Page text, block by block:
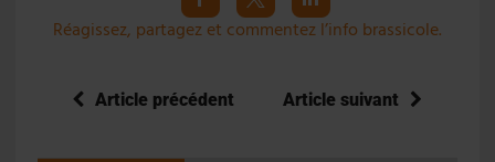
Réagissez, partagez et commentez l’info brassicole.
Article précédent Article suivant